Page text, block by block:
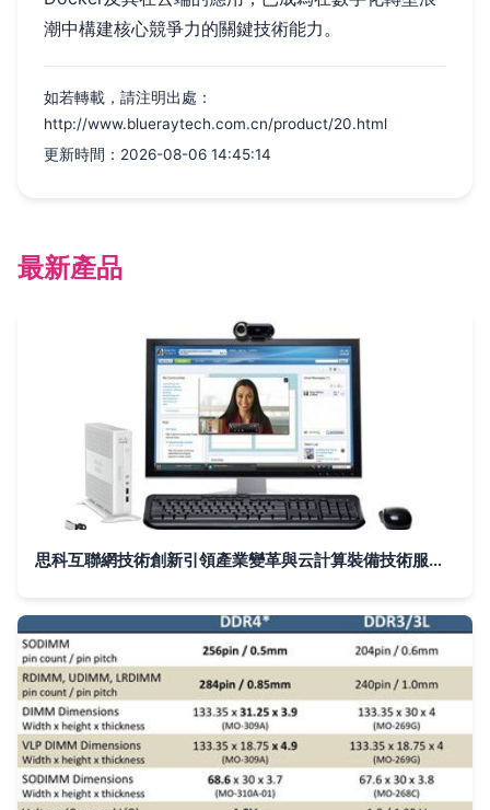
潮中構建核心競爭力的關鍵技術能力。
如若轉載，請注明出處：
http://www.blueraytech.com.cn/product/20.html
更新時間：2026-08-06 14:45:14
最新產品
思科互聯網技術創新引領產業變革與云計算裝備技術服務升級